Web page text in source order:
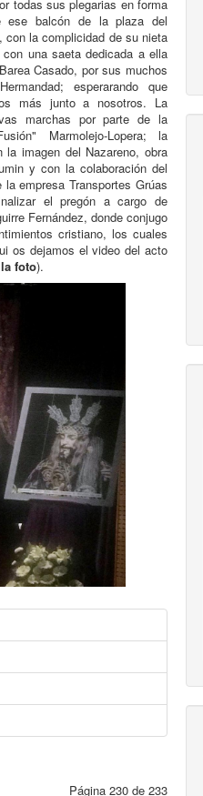
todas sus plegarias en forma
ese balcón de la plaza del
con la complicidad de su nieta
una saeta dedicada a ella
Casado, por sus muchos
esperarando que
más junto a nosotros. La
marchas por parte de la
Marmolejo-Lopera; la
imagen del Nazareno, obra
y con la colaboración del
empresa Transportes Grúas
el pregón a cargo de
Fernández, donde conjugo
cristiano, los cuales
os dejamos el video del acto
foto).
Página 230 de 233